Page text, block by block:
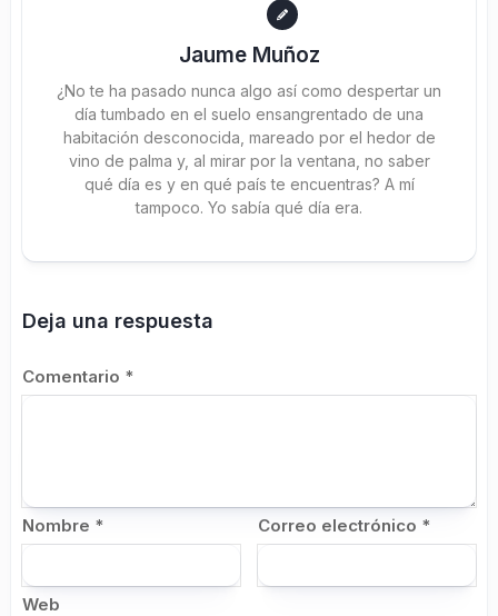
Jaume Muñoz
¿No te ha pasado nunca algo así como despertar un
día tumbado en el suelo ensangrentado de una
habitación desconocida, mareado por el hedor de
vino de palma y, al mirar por la ventana, no saber
qué día es y en qué país te encuentras? A mí
tampoco. Yo sabía qué día era.
Deja una respuesta
Comentario *
Nombre * Correo electrónico *
Web